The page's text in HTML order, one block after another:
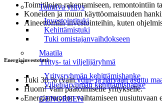
Toimiva yritys
Investointituki
Kehittämistuki
Tuki omistajanvaihdokseen
Maatila
Yritys- tai viljelijäryhmä
Yritysryhmän kehittämishanke
Viljelijäryhmän kehittämishanke
GENGREEN
Toimitilojen rakentamiseen, remontointiin
Koneiden ja muun käyttöomaisuuden
Aineettomiin investointeihin, kuten
Energiainvestointi:
Tuki 30 % (vainydin- ja harvaan asuttu
Huom! Vain päätoimiselle yritykselle.
Energiamuodon vaihtamiseen uusiutuvaan